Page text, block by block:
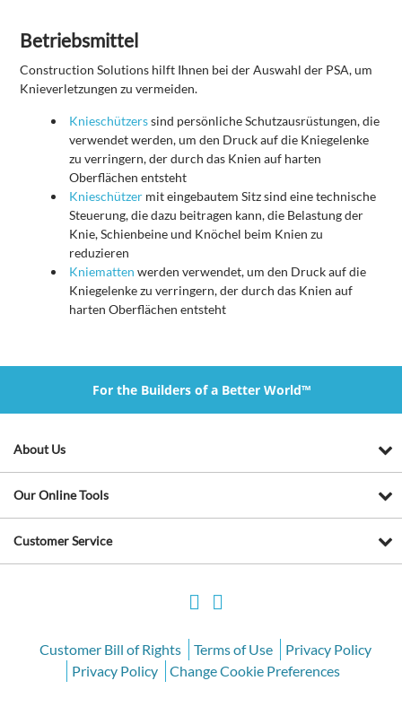
Betriebsmittel
Construction Solutions hilft Ihnen bei der Auswahl der PSA, um
Knieverletzungen zu vermeiden.
Knieschützerssind persönliche Schutzausrüstungen, die
verwendet werden, um den Druck auf die Kniegelenke
zu verringern, der durch das Knien auf harten
Oberflächen entsteht
Knieschützer mit eingebautem Sitz sind eine technische
Steuerung, die dazu beitragen kann, die Belastung der
Knie, Schienbeine und Knöchel beim Knien zu
reduzieren
Kniematten werden verwendet, um den Druck auf die
Kniegelenke zu verringern, der durch das Knien auf
harten Oberflächen entsteht
For the Builders of a Better World™
About Us
Our Online Tools
Customer Service
Customer Bill of Rights Terms of Use
Privacy Policy
Privacy Policy
Change Cookie Preferences